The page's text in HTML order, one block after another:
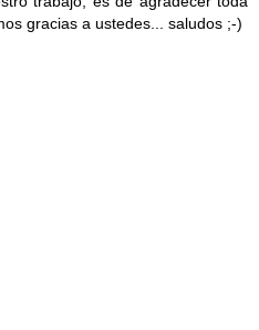
gracias a ustedes... saludos ;-)